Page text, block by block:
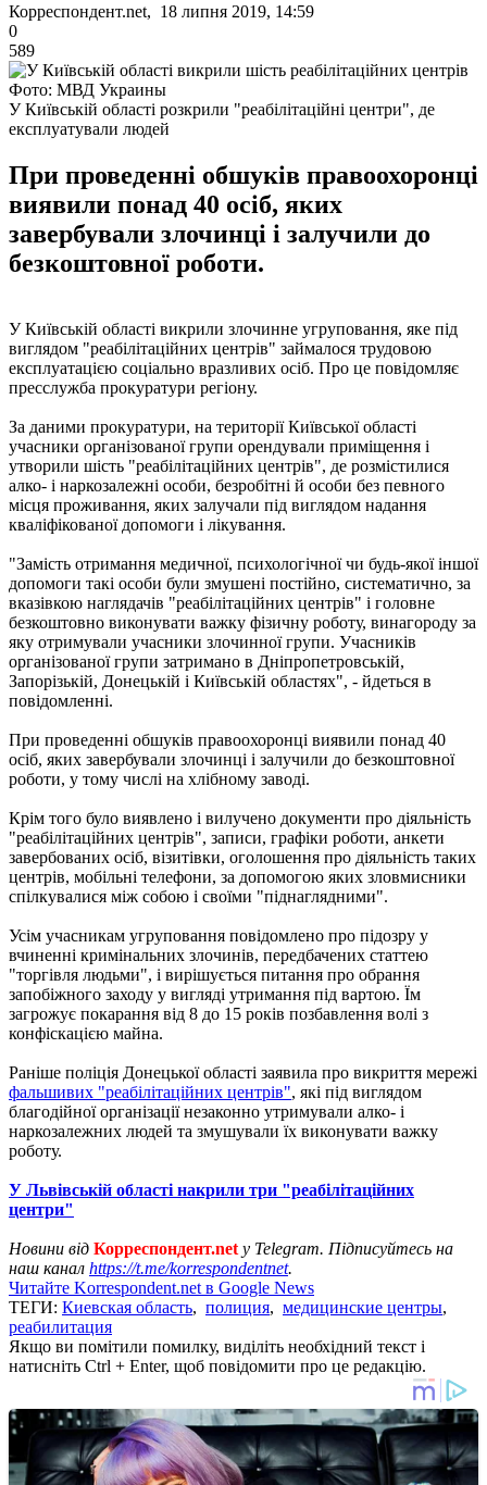
Корреспондент.net, 18 липня 2019, 14:59
0
589
Фото: МВД Украины
У Київській області розкрили "реабілітаційні центри", де
експлуатували людей
При проведенні обшуків правоохоронці
виявили понад 40 осіб, яких
завербували злочинці і залучили до
безкоштовної роботи.
У Київській області викрили злочинне угруповання, яке під
виглядом "реабілітаційних центрів" займалося трудовою
експлуатацією соціально вразливих осіб. Про це повідомляє
пресслужба прокуратури регіону.
За даними прокуратури, на території Київської області
учасники організованої групи орендували приміщення і
утворили шість "реабілітаційних центрів", де розмістилися
алко- і наркозалежні особи, безробітні й особи без певного
місця проживання, яких залучали під виглядом надання
кваліфікованої допомоги і лікування.
"Замість отримання медичної, психологічної чи будь-якої іншої
допомоги такі особи були змушені постійно, систематично, за
вказівкою наглядачів "реабілітаційних центрів" і головне
безкоштовно виконувати важку фізичну роботу, винагороду за
яку отримували учасники злочинної групи. Учасників
організованої групи затримано в Дніпропетровській,
Запорізькій, Донецькій і Київській областях", - йдеться в
повідомленні.
При проведенні обшуків правоохоронці виявили понад 40
осіб, яких завербували злочинці і залучили до безкоштовної
роботи, у тому числі на хлібному заводі.
Крім того було виявлено і вилучено документи про діяльність
"реабілітаційних центрів", записи, графіки роботи, анкети
завербованих осіб, візитівки, оголошення про діяльність таких
центрів, мобільні телефони, за допомогою яких зловмисники
спілкувалися між собою і своїми "піднаглядними".
Усім учасникам угруповання повідомлено про підозру у
вчиненні кримінальних злочинів, передбачених статтею
"торгівля людьми", і вирішується питання про обрання
запобіжного заходу у вигляді утримання під вартою. Їм
загрожує покарання від 8 до 15 років позбавлення волі з
конфіскацією майна.
Раніше поліція Донецької області заявила про викриття мережі
фальшивих "реабілітаційних центрів", які під виглядом
благодійної організації незаконно утримували алко- і
наркозалежних людей та змушували їх виконувати важку
роботу.
У Львівській області накрили три "реабілітаційних
центри"
Новини від Корреспондент.net у Telegram. Підписуйтесь на
наш канал https://t.me/korrespondentnet.
Читайте Korrespondent.net в Google News
ТЕГИ: Киевская область, полиция, медицинские центры,
реабилитация
Якщо ви помітили помилку, виділіть необхідний текст і
натисніть Ctrl + Enter, щоб повідомити про це редакцію.